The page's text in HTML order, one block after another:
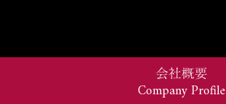
会社概要
Company Profile